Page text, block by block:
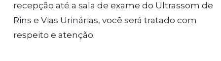
recepção até a sala de exame do Ultrassom de
Rins e Vias Urinárias, você será tratado com
respeito e atenção.